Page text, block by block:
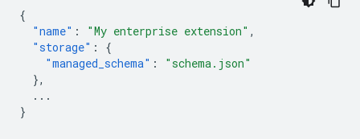
{
"name" : "My enterprise extension" ,
"storage" :
{
"managed_schema" :
"schema.json"
},
...
}